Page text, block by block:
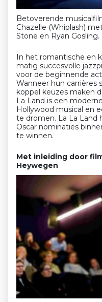
Betoverende
Chazelle (Whiplash)
Stone en Ryan Gosling.
In het romantische en
matig succesvolle
voor de beginnende
Wanneer hun carrières
koppel keuzes maken
La Land is een
Hollywood musical en
te dromen. La La Land
Oscar nominaties
te winnen.
Met inleiding door
Heywegen